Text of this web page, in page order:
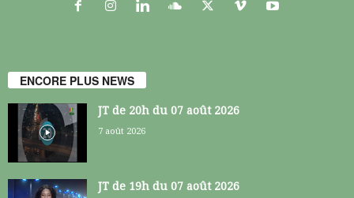
ENCORE PLUS NEWS
JT de 20h du 07 août 2026
7 août 2026
JT de 19h du 07 août 2026